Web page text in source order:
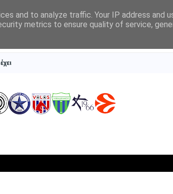
and to analyze traffic. Your IP address and
metrics to ensure quality of service,